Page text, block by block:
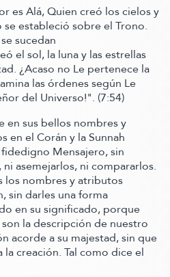
es Alá, Quien creó los cielos y
se estableció sobre el Trono.
sucedan
el sol, la luna y las estrellas
¿Acaso no Le pertenece la
las órdenes según Le
del Universo!". (7:54)
en sus bellos nombres y
el Corán y la Sunnah
Mensajero, sin
asemejarlos, ni compararlos.
los nombres y atributos
sin darles una forma
en su significado, porque
la descripción de nuestro
acorde a su majestad, sin que
creación.Tal como dice el